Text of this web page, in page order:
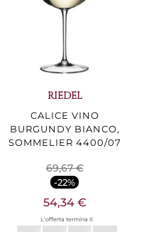
RIEDEL
CALICE VINO
BURGUNDY BIANCO,
SOMMELIER 4400/07
69,67 €
-22%
54,34 €
L'offerta termina il: